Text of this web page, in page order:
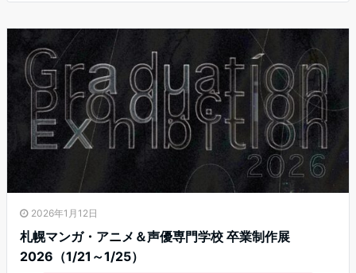
2026年1月12日
札幌マンガ・アニメ＆声優専門学校 卒業制作展
2026（1/21～1/25）